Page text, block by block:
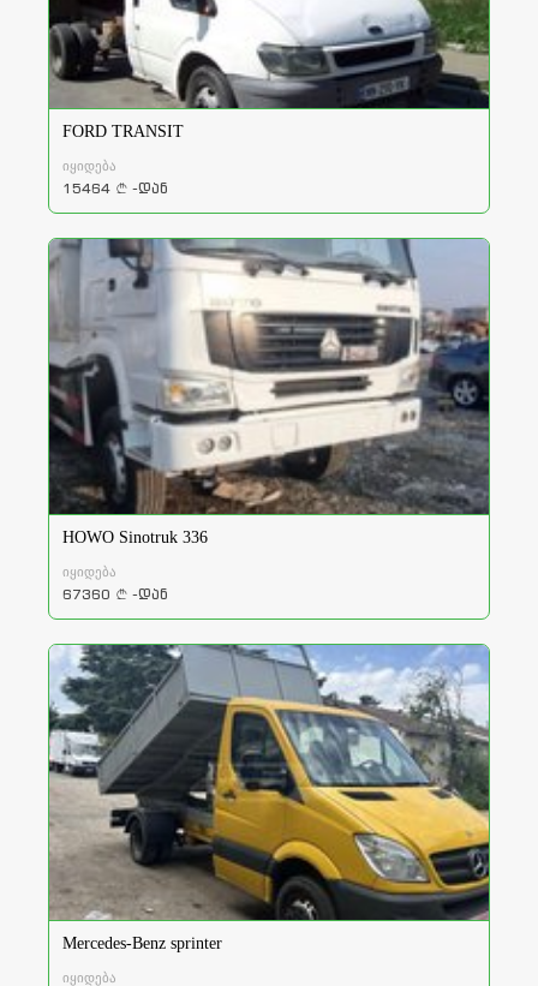
FORD TRANSIT
იყიდება
15464 a -დან
HOWO Sinotruk 336
იყიდება
67360 a -დან
Mercedes-Benz sprinter
იყიდება